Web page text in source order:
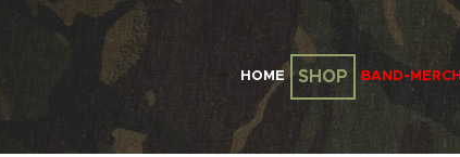
HOME SHOP BAND-MERCH